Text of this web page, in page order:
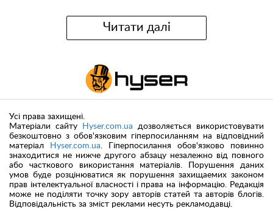
Читати далі
Усі права захищені.
Матеріали сайту
Hyser.com.ua дозволяється використовувати
безкоштовно з обов'язковим гіперпосиланням на відповідний
матеріал
Hyser.com.ua. Гіперпосилання обов'язково повинно
знаходитися не нижче другого абзацу незалежно від повного
або часткового використання матеріалів. Порушення даних
умов буде розцінюватися як порушення захищаемих законом
прав інтелектуальної власності і права на інформацію. Редакція
може не поділяти точку зору авторів статей та авторів блогів.
Відповідальність за зміст реклами несуть рекламодавці.